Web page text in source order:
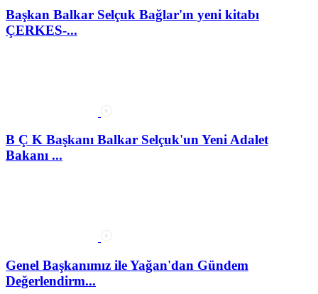
Başkan Balkar Selçuk Bağlar'ın yeni kitabı
ÇERKES-...
B Ç K Başkanı Balkar Selçuk'un Yeni Adalet
Bakanı ...
Genel Başkanımız ile Yağan'dan Gündem
Değerlendirm...